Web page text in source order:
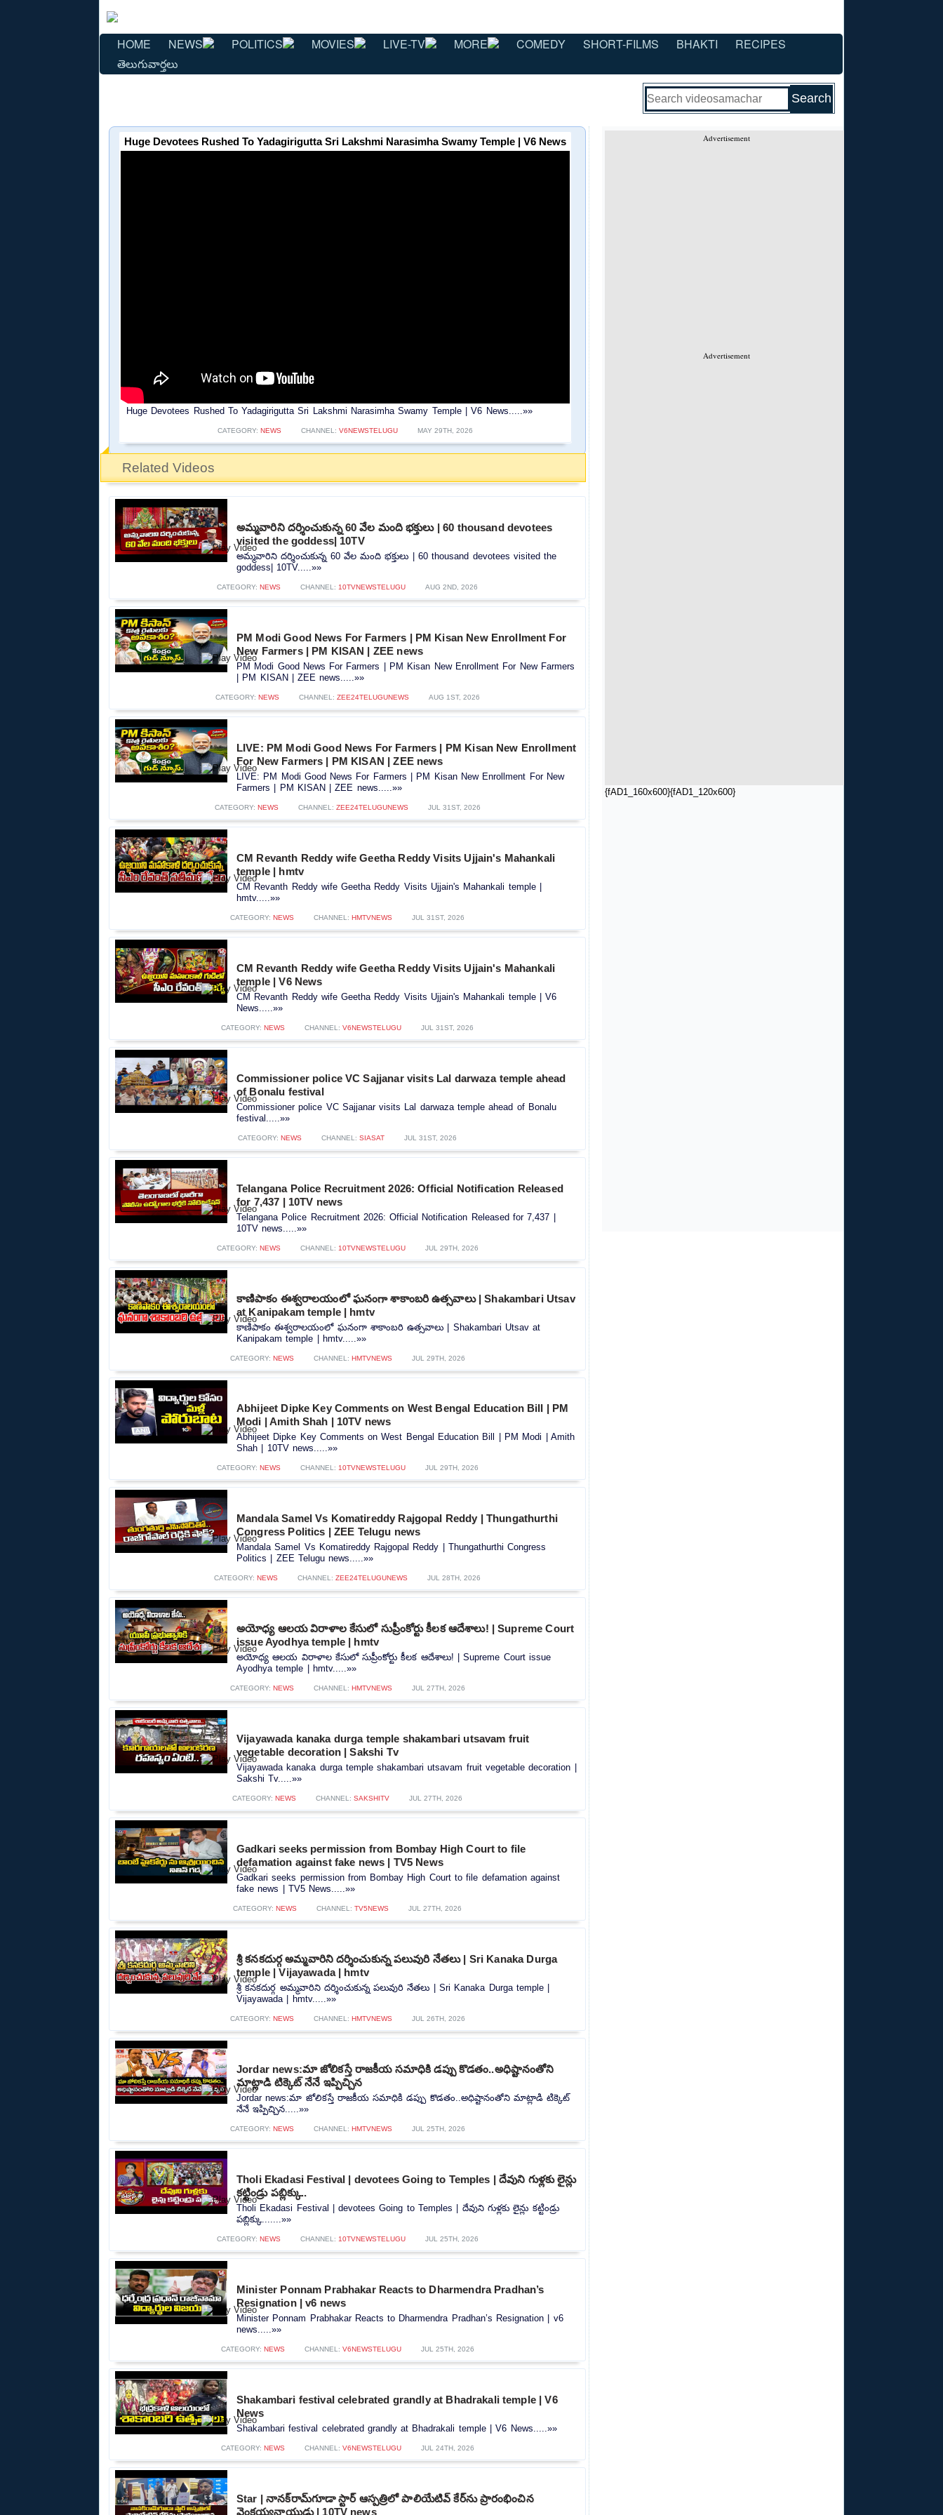
HOME NEWS POLITICS MOVIES LIVE-TV MORE COMEDY SHORT-FILMS BHAKTI
RECIPES
తెలుగువార్తలు
Advertisement
Advertisement
{fAD1_160x600}{fAD1_120x600}
Huge Devotees Rushed To Yadagirigutta Sri Lakshmi Narasimha Swamy Temple | V6 News
Huge Devotees Rushed To Yadagirigutta Sri Lakshmi Narasimha Swamy Temple | V6 News.....»»
CATEGORY: NEWS CHANNEL: V6NEWSTELUGU MAY 29TH, 2026
Related Videos
అమ్మవారిని దర్శించుకున్న 60 వేల మంది భక్తులు | 60 thousand devotees
visited the goddess| 10TV
అమ్మవారిని దర్శించుకున్న 60 వేల మంది భక్తులు | 60 thousand devotees visited the
goddess| 10TV.....»»
CATEGORY: NEWS CHANNEL: 10TVNEWSTELUGU AUG 2ND, 2026
PM Modi Good News For Farmers | PM Kisan New Enrollment For
New Farmers | PM KISAN | ZEE news
PM Modi Good News For Farmers | PM Kisan New Enrollment For New Farmers
| PM KISAN | ZEE news.....»»
CATEGORY: NEWS CHANNEL: ZEE24TELUGUNEWS AUG 1ST, 2026
LIVE: PM Modi Good News For Farmers | PM Kisan New Enrollment
For New Farmers | PM KISAN | ZEE news
LIVE: PM Modi Good News For Farmers | PM Kisan New Enrollment For New
Farmers | PM KISAN | ZEE news.....»»
CATEGORY: NEWS CHANNEL: ZEE24TELUGUNEWS JUL 31ST, 2026
CM Revanth Reddy wife Geetha Reddy Visits Ujjain's Mahankali
temple | hmtv
CM Revanth Reddy wife Geetha Reddy Visits Ujjain's Mahankali temple |
hmtv.....»»
CATEGORY: NEWS CHANNEL: HMTVNEWS JUL 31ST, 2026
CM Revanth Reddy wife Geetha Reddy Visits Ujjain's Mahankali
temple | V6 News
CM Revanth Reddy wife Geetha Reddy Visits Ujjain's Mahankali temple | V6
News.....»»
CATEGORY: NEWS CHANNEL: V6NEWSTELUGU JUL 31ST, 2026
Commissioner police VC Sajjanar visits Lal darwaza temple ahead
of Bonalu festival
Commissioner police VC Sajjanar visits Lal darwaza temple ahead of Bonalu
festival.....»»
CATEGORY: NEWS CHANNEL: SIASAT JUL 31ST, 2026
Telangana Police Recruitment 2026: Official Notification Released
for 7,437 | 10TV news
Telangana Police Recruitment 2026: Official Notification Released for 7,437 |
10TV news.....»»
CATEGORY: NEWS CHANNEL: 10TVNEWSTELUGU JUL 29TH, 2026
కాణిపాకం ఈశ్వరాలయంలో ఘనంగా శాకాంబరి ఉత్సవాలు | Shakambari Utsav
at Kanipakam temple | hmtv
కాణిపాకం ఈశ్వరాలయంలో ఘనంగా శాకాంబరి ఉత్సవాలు | Shakambari Utsav at
Kanipakam temple | hmtv.....»»
CATEGORY: NEWS CHANNEL: HMTVNEWS JUL 29TH, 2026
Abhijeet Dipke Key Comments on West Bengal Education Bill | PM
Modi | Amith Shah | 10TV news
Abhijeet Dipke Key Comments on West Bengal Education Bill | PM Modi | Amith
Shah | 10TV news.....»»
CATEGORY: NEWS CHANNEL: 10TVNEWSTELUGU JUL 29TH, 2026
Mandala Samel Vs Komatireddy Rajgopal Reddy | Thungathurthi
Congress Politics | ZEE Telugu news
Mandala Samel Vs Komatireddy Rajgopal Reddy | Thungathurthi Congress
Politics | ZEE Telugu news.....»»
CATEGORY: NEWS CHANNEL: ZEE24TELUGUNEWS JUL 28TH, 2026
అయోధ్య ఆలయ విరాళాల కేసులో సుప్రీంకోర్టు కీలక ఆదేశాలు! | Supreme Court
issue Ayodhya temple | hmtv
అయోధ్య ఆలయ విరాళాల కేసులో సుప్రీంకోర్టు కీలక ఆదేశాలు! | Supreme Court issue
Ayodhya temple | hmtv.....»»
CATEGORY: NEWS CHANNEL: HMTVNEWS JUL 27TH, 2026
Vijayawada kanaka durga temple shakambari utsavam fruit
vegetable decoration | Sakshi Tv
Vijayawada kanaka durga temple shakambari utsavam fruit vegetable decoration |
Sakshi Tv.....»»
CATEGORY: NEWS CHANNEL: SAKSHITV JUL 27TH, 2026
Gadkari seeks permission from Bombay High Court to file
defamation against fake news | TV5 News
Gadkari seeks permission from Bombay High Court to file defamation against
fake news | TV5 News.....»»
CATEGORY: NEWS CHANNEL: TV5NEWS JUL 27TH, 2026
శ్రీ కనకదుర్గ అమ్మవారిని దర్శించుకున్న పలువురి నేతలు | Sri Kanaka Durga
temple | Vijayawada | hmtv
శ్రీ కనకదుర్గ అమ్మవారిని దర్శించుకున్న పలువురి నేతలు | Sri Kanaka Durga temple |
Vijayawada | hmtv.....»»
CATEGORY: NEWS CHANNEL: HMTVNEWS JUL 26TH, 2026
Jordar news:మా జోలికస్తే రాజకీయ సమాధికి డప్పు కొడతం..అధిష్టానంతోని
మాట్లాడి టిక్కెట్ నేనే ఇప్పిచ్చిన
Jordar news:మా జోలికస్తే రాజకీయ సమాధికి డప్పు కొడతం..అధిష్టానంతోని మాట్లాడి టిక్కెట్
నేనే ఇప్పిచ్చిన.....»»
CATEGORY: NEWS CHANNEL: HMTVNEWS JUL 25TH, 2026
Tholi Ekadasi Festival | devotees Going to Temples | దేవుని గుళ్లకు లైన్లు
కట్టిండ్రు పబ్లిక్కు..
Tholi Ekadasi Festival | devotees Going to Temples | దేవుని గుళ్లకు లైన్లు కట్టిండ్రు
పబ్లిక్కు.......»»
CATEGORY: NEWS CHANNEL: 10TVNEWSTELUGU JUL 25TH, 2026
Minister Ponnam Prabhakar Reacts to Dharmendra Pradhan’s
Resignation | v6 news
Minister Ponnam Prabhakar Reacts to Dharmendra Pradhan’s Resignation | v6
news.....»»
CATEGORY: NEWS CHANNEL: V6NEWSTELUGU JUL 25TH, 2026
Shakambari festival celebrated grandly at Bhadrakali temple | V6
News
Shakambari festival celebrated grandly at Bhadrakali temple | V6 News.....»»
CATEGORY: NEWS CHANNEL: V6NEWSTELUGU JUL 24TH, 2026
Star | నానక్‌రామ్‌గూడా స్టార్ ఆస్పత్రిలో పాలియేటివ్ కేర్‌ను ప్రారంభించిన
వెంకయ్యనాయుడు | 10TV news